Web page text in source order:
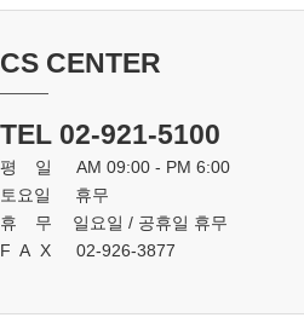
CS CENTER
TEL 02-921-5100
평일
AM 09:00 - PM 6:00
토요일
휴무
휴무
일요일 / 공휴일 휴무
FAX
02-926-3877